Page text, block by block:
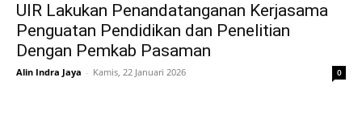
UIR Lakukan Penandatanganan Kerjasama
Penguatan Pendidikan dan Penelitian
Dengan Pemkab Pasaman
Alin Indra Jaya - Kamis, 22 Januari 2026 0